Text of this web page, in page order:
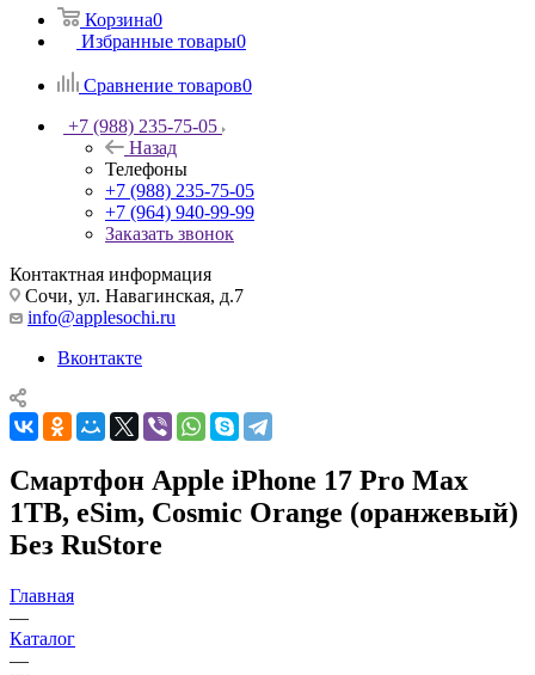
Корзина0
Избранные товары0
Сравнение товаров0
+7 (988) 235-75-05
Назад
Телефоны
+7 (988) 235-75-05
+7 (964) 940-99-99
Заказать звонок
Контактная информация
Сочи, ул. Навагинская, д.7
info@applesochi.ru
Вконтакте
Смартфон Apple iPhone 17 Pro Max
1TB, eSim, Cosmic Orange (оранжевый)
Без RuStore
Главная
—
Каталог
—